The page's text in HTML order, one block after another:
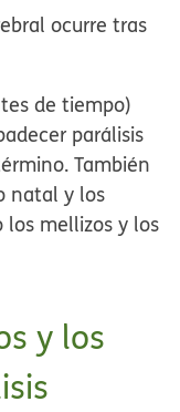
ocurre tras
de tiempo)
parálisis
También
natal y los
mellizos y los
y los